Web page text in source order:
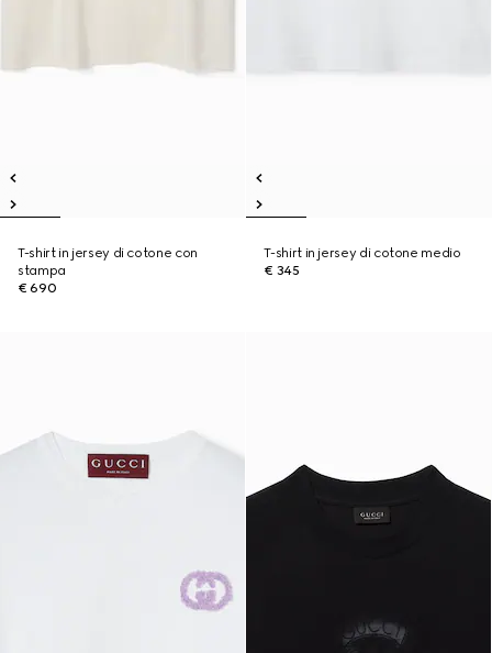
T-shirt in jersey di cotone con
stampa
€ 690
T-shirt in jersey di cotone medio
€ 345